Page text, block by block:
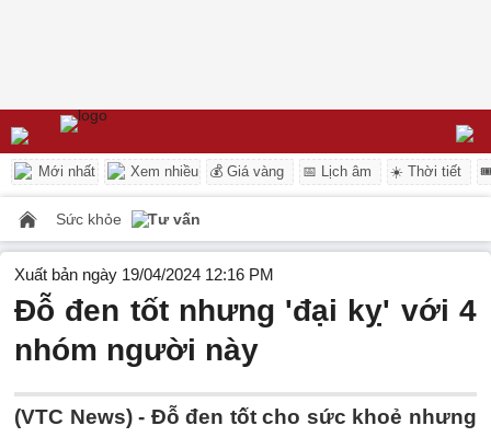
Mới nhất Xem nhiều 💰 Giá vàng 📅 Lịch âm ☀️ Thời tiết
Sức khỏe Tư vấn
Xuất bản ngày 19/04/2024 12:16 PM
Đỗ đen tốt nhưng 'đại kỵ' với 4
nhóm người này
(VTC News) - Đỗ đen tốt cho sức khoẻ nhưng